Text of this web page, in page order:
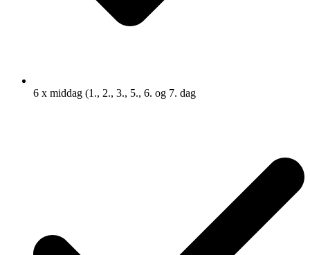
6 x middag (1., 2., 3., 5., 6. og 7. dag